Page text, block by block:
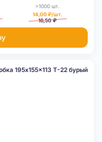
>1000 шт.
14,00 ₽/шт.
16,50 ₽
195x155x113 Т-22 бурый